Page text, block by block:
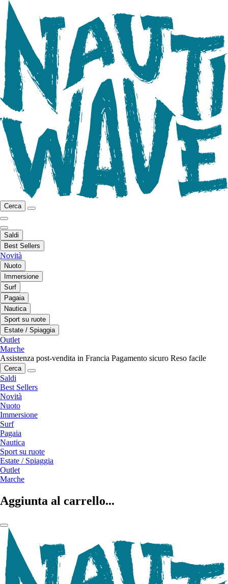
Cerca
Saldi
Best Sellers
Novità
Nuoto
Immersione
Surf
Pagaia
Nautica
Sport su ruote
Estate / Spiaggia
Outlet
Marche
Assistenza post-vendita in Francia Pagamento sicuro Reso facile
Cerca
Saldi
Best Sellers
Novità
Nuoto
Immersione
Surf
Pagaia
Nautica
Sport su ruote
Estate / Spiaggia
Outlet
Marche
Aggiunta al carrello...